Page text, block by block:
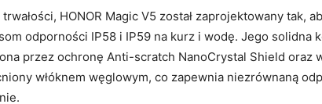
HONOR Magic V5 został zaprojektowany tak,
odporności IP58 i IP59 na kurz i wodę. Jego solidna
przez ochronę Anti-scratch NanoCrystal Shield oraz
włóknem węglowym, co zapewnia niezrównaną